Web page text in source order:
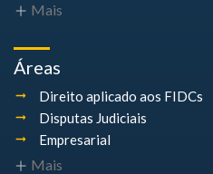
Mais
Áreas
Direito aplicado aos FIDCs
Disputas Judiciais
Empresarial
Mais